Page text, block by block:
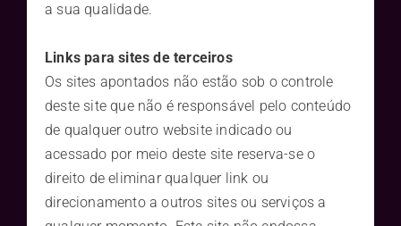
a sua qualidade.
Links para sites de terceiros
Os sites apontados não estão sob o controle
deste site que não é responsável pelo conteúdo
de qualquer outro website indicado ou
acessado por meio deste site reserva-se o
direito de eliminar qualquer link ou
direcionamento a outros sites ou serviços a